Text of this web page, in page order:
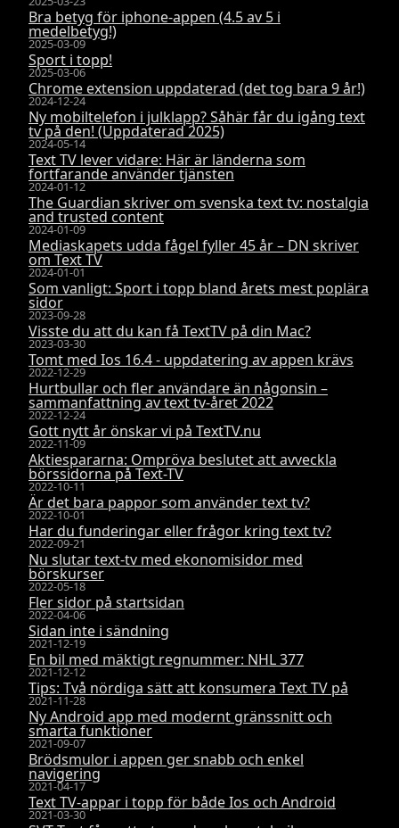
Bra betyg för iphone-appen (4.5 av 5 i
medelbetyg!)
2025-03-09
Sport i topp!
2025-03-06
Chrome extension uppdaterad (det tog bara 9 år!)
2024-12-24
Ny mobiltelefon i julklapp? Såhär får du igång text
tv på den! (Uppdaterad 2025)
2024-05-14
Text TV lever vidare: Här är länderna som
fortfarande använder tjänsten
2024-01-12
The Guardian skriver om svenska text tv: nostalgia
and trusted content
2024-01-09
Mediaskapets udda fågel fyller 45 år – DN skriver
om Text TV
2024-01-01
Som vanligt: Sport i topp bland årets mest poplära
sidor
2023-09-28
Visste du att du kan få TextTV på din Mac?
2023-03-30
Tomt med Ios 16.4 - uppdatering av appen krävs
2022-12-29
Hurtbullar och fler användare än någonsin –
sammanfattning av text tv-året 2022
2022-12-24
Gott nytt år önskar vi på TextTV.nu
2022-11-09
Aktiespararna: Ompröva beslutet att avveckla
börssidorna på Text-TV
2022-10-11
Är det bara pappor som använder text tv?
2022-10-01
Har du funderingar eller frågor kring text tv?
2022-09-21
Nu slutar text-tv med ekonomisidor med
börskurser
2022-05-18
Fler sidor på startsidan
2022-04-06
Sidan inte i sändning
2021-12-19
En bil med mäktigt regnummer: NHL 377
2021-12-12
Tips: Två nördiga sätt att konsumera Text TV på
2021-11-28
Ny Android app med modernt gränssnitt och
smarta funktioner
2021-09-07
Brödsmulor i appen ger snabb och enkel
navigering
2021-04-17
Text TV-appar i topp för både Ios och Android
2021-03-30